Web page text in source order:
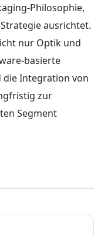
ausrichtet.
nur Optik und
die Integration von
zur
Segment